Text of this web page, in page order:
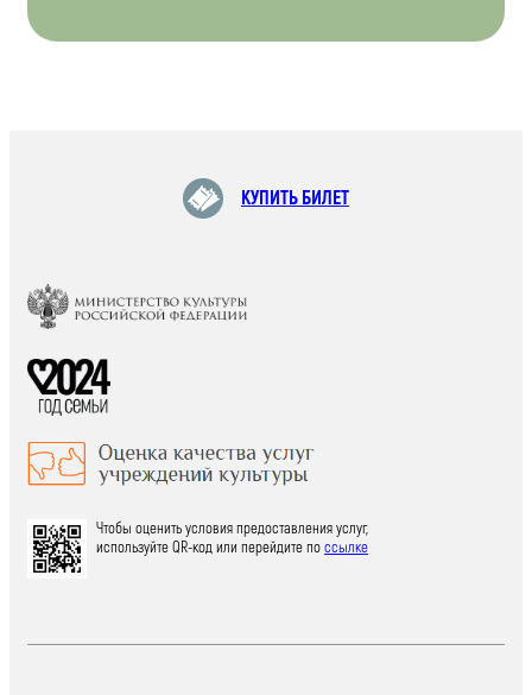
КУПИТЬ БИЛЕТ
Чтобы оценить условия предоставления услуг,
используйте QR-код или перейдите поссылке